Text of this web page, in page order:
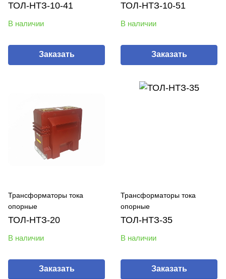
ТОЛ-НТЗ-10-41
В наличии
Заказать
ТОЛ-НТЗ-10-51
В наличии
Заказать
Трансформаторы тока
опорные
ТОЛ-НТЗ-20
В наличии
Заказать
Трансформаторы тока
опорные
ТОЛ-НТЗ-35
В наличии
Заказать